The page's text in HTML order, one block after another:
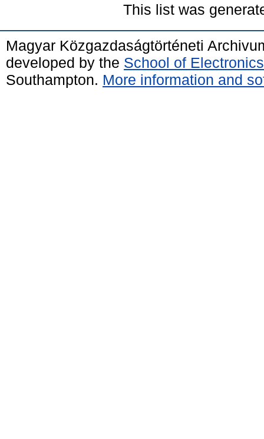
This list was
Magyar Közgazdaságtörténeti
developed by the School of
Southampton. More information and